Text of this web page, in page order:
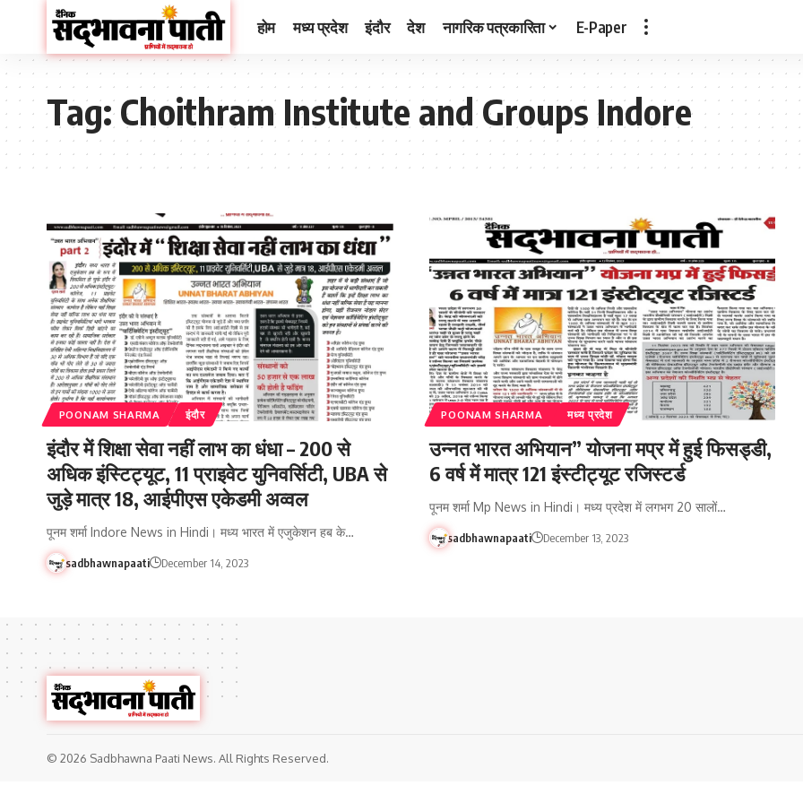
होम मध्य प्रदेश इंदौर देश नागरिक पत्रकारिता E-Paper
Tag:Choithram Institute and Groups Indore
POONAM SHARMA इंदौर
इंदौर में शिक्षा सेवा नहीं लाभ का धंधा – 200 से
अधिक इंस्टिट्यूट, 11 प्राइवेट युनिवर्सिटी, UBA से
जुड़े मात्र 18, आईपीएस एकेडमी अव्वल
पूनम शर्मा Indore News in Hindi। मध्य भारत में एजुकेशन हब के…
sadbhawnapaati December 14, 2023
POONAM SHARMA मध्य प्रदेश
उन्नत भारत अभियान” योजना मप्र में हुई फिसड्डी,
6 वर्ष में मात्र 121 इंस्टीट्यूट रजिस्टर्ड
पूनम शर्मा Mp News in Hindi। मध्य प्रदेश में लगभग 20 सालों…
sadbhawnapaati December 13, 2023
© 2026 Sadbhawna Paati News. All Rights Reserved.